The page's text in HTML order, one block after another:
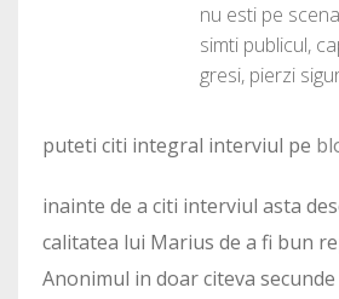
nu esti pe
simti publicul,
gresi, pierzi
puteti citi integral interviul pe
inainte de a citi interviul asta
calitatea lui Marius de a fi bun
Anonimul in doar citeva